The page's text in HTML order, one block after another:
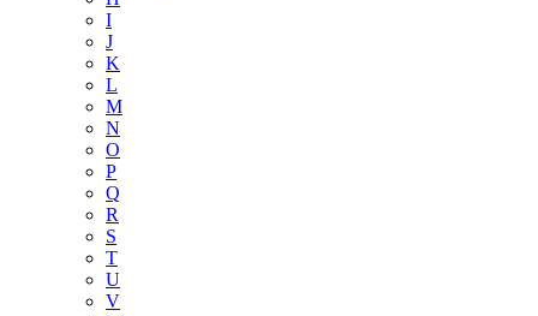
I
J
K
L
M
N
O
P
Q
R
S
T
U
V